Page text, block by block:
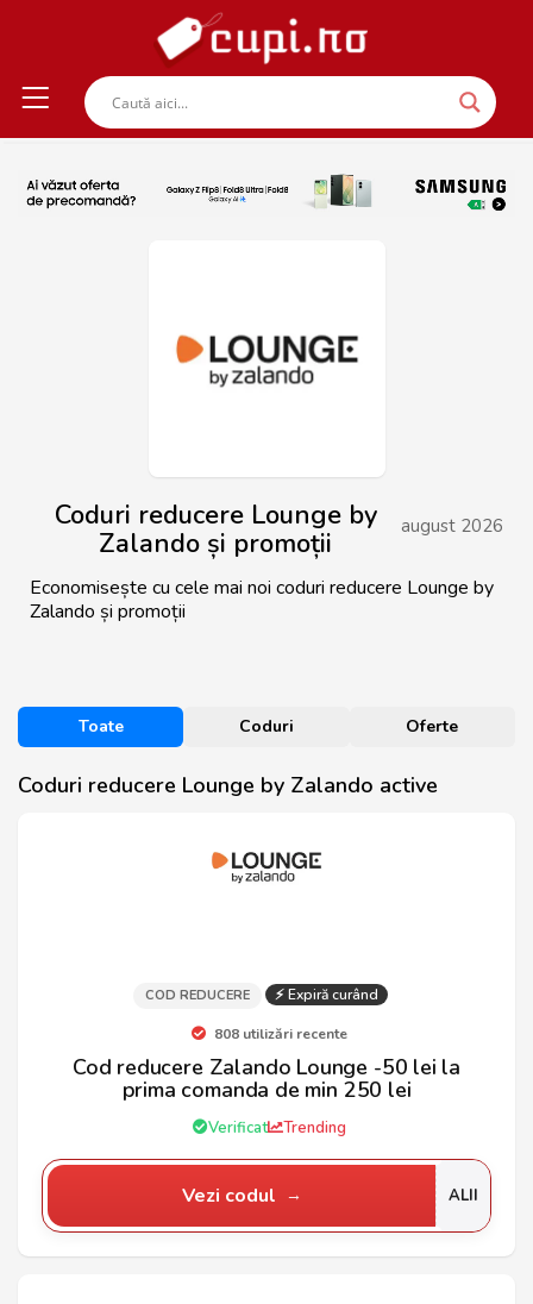
Coduri reducere Lounge by
Zalando și promoții
august 2026
Economisește cu cele mai noi coduri reducere Lounge by
Zalando și promoții
Toate Coduri Oferte
Coduri reducere Lounge by Zalando active
COD REDUCERE ⚡ Expiră curând
808 utilizări recente
Cod reducere Zalando Lounge -50 lei la
prima comanda de min 250 lei
Verificat Trending
Vezi codul ALII